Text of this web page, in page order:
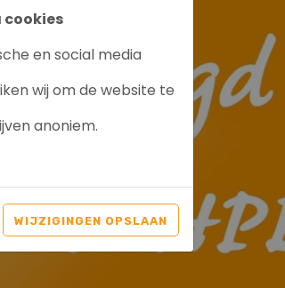
cookies
en social media
wij om de website te
anoniem.
WIJZIGINGEN OPSLAAN